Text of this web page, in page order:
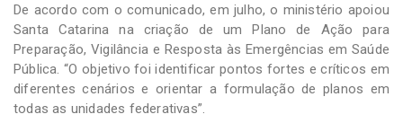
De acordo com o comunicado, em julho, o ministério apoiou
Santa Catarina na criação de um Plano de Ação para
Preparação, Vigilância e Resposta às Emergências em Saúde
Pública. “O objetivo foi identificar pontos fortes e críticos em
diferentes cenários e orientar a formulação de planos em
todas as unidades federativas”.